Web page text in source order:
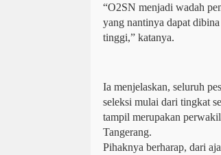
“O2SN menjadi wadah
yang nantinya dapat
tinggi,” katanya.
Ia menjelaskan, seluruh
seleksi mulai dari tingkat
tampil merupakan
Tangerang.
Pihaknya berharap, dari